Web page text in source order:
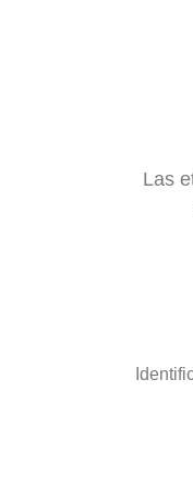
Las